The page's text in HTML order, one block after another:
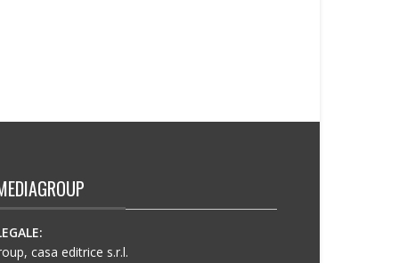
In occasione della 79ª edizione del Festival
casa editrice s.r.l.